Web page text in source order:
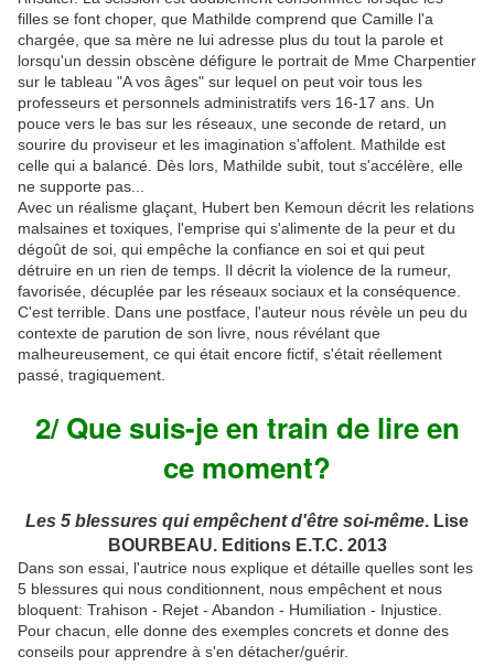
filles se font choper, que Mathilde comprend que Camille l'a
chargée, que sa mère ne lui adresse plus du tout la parole et
lorsqu'un dessin obscène défigure le portrait de Mme Charpentier
sur le tableau "A vos âges" sur lequel on peut voir tous les
professeurs et personnels administratifs vers 16-17 ans. Un
pouce vers le bas sur les réseaux, une seconde de retard, un
sourire du proviseur et les imagination s'affolent. Mathilde est
celle qui a balancé. Dès lors, Mathilde subit, tout s'accélère, elle
ne supporte pas...
Avec un réalisme glaçant, Hubert ben Kemoun décrit les relations
malsaines et toxiques, l'emprise qui s'alimente de la peur et du
dégoût de soi, qui empêche la confiance en soi et qui peut
détruire en un rien de temps. Il décrit la violence de la rumeur,
favorisée, décuplée par les réseaux sociaux et la conséquence.
C'est terrible. Dans une postface, l'auteur nous révèle un peu du
contexte de parution de son livre, nous révélant que
malheureusement, ce qui était encore fictif, s'était réellement
passé, tragiquement.
2/ Que suis-je en train de lire en
ce moment?
Les 5 blessures qui empêchent d'être soi-même. Lise
BOURBEAU. Editions E.T.C. 2013
Dans son essai, l'autrice nous explique et détaille quelles sont les
5 blessures qui nous conditionnent, nous empêchent et nous
bloquent: Trahison - Rejet - Abandon - Humiliation - Injustice.
Pour chacun, elle donne des exemples concrets et donne des
conseils pour apprendre à s'en détacher/guérir.